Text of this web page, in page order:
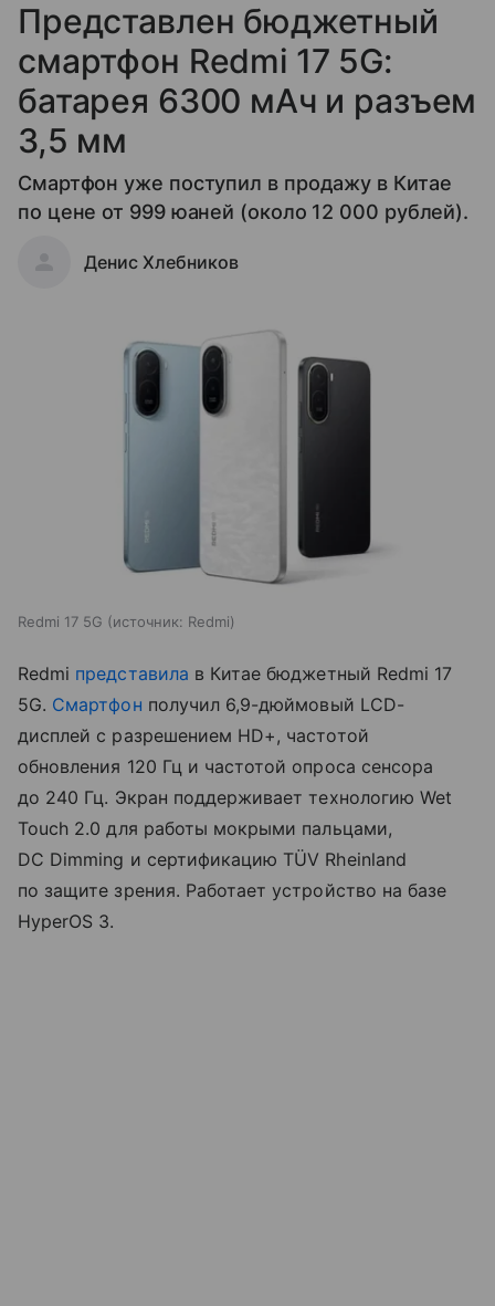
Представлен бюджетный
смартфон Redmi 17 5G:
батарея 6300 мАч и разъем
3,5 мм
Смартфон уже поступил в продажу в Китае
по цене от 999 юаней (около 12 000 рублей).
Денис Хлебников
Redmi 17 5G источник: Redmi
Redmi представила в Китае бюджетный Redmi 17
5G. Смартфон получил 6,9-дюймовый LCD-
дисплей с разрешением HD+, частотой
обновления 120 Гц и частотой опроса сенсора
до 240 Гц. Экран поддерживает технологию Wet
Touch 2.0 для работы мокрыми пальцами,
DC Dimming и сертификацию TÜV Rheinland
по защите зрения. Работает устройство на базе
HyperOS 3.